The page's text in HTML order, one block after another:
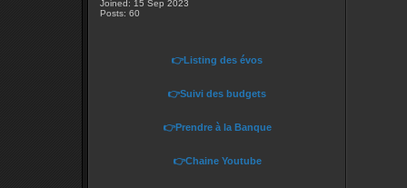
Joined: 15 Sep 2023
Posts: 60
👉Listing des évos
👉Suivi des budgets
👉Prendre à la Banque
👉Chaine Youtube